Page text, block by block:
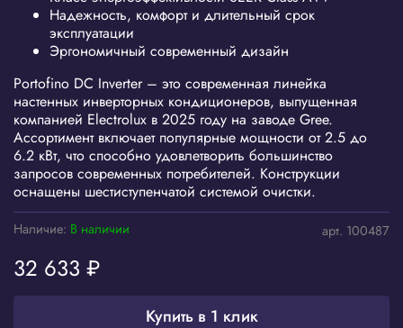
арт. 100487
Наличие: В наличии
32 633 ₽
Купить в 1 клик
Надежность, комфорт и длительный срок
эксплуатации
Эргономичный современный дизайн
Portofino DC Inverter – это современная линейка
настенных инверторных кондиционеров, выпущенная
компанией Electrolux в 2025 году на заводе Gree.
Ассортимент включает популярные мощности от 2.5 до
6.2 кВт, что способно удовлетворить большинство
запросов современных потребителей. Конструкции
оснащены шестиступенчатой системой очистки.